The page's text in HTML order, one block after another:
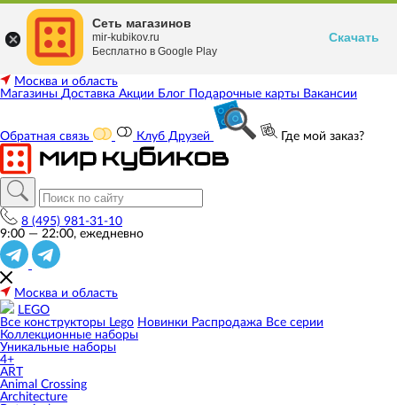
Москва и область
Магазины Доставка Акции Блог Подарочные карты Вакансии
Обратная связь Клуб Друзей Где мой заказ?
8 (495) 981-31-10
9:00 — 22:00, ежедневно
Москва и область
LEGO
Все конструкторы Lego Новинки Распродажа Все серии
Коллекционные наборы
Уникальные наборы
4+
ART
Animal Crossing
Architecture
Сеть магазинов
mir-kubikov.ru
Бесплатно в Google Play
Скачать